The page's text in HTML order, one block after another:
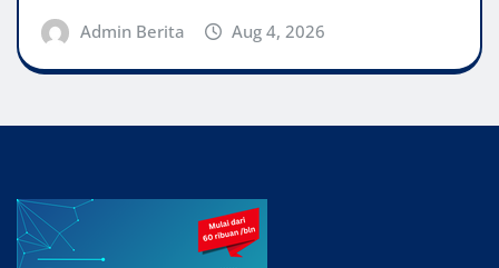
Admin Berita Aug 4, 2026